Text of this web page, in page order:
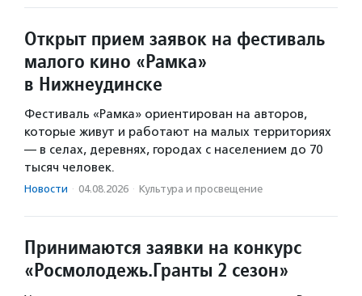
Открыт прием заявок на фестиваль
малого кино «Рамка»
в Нижнеудинске
Фестиваль «Рамка» ориентирован на авторов,
которые живут и работают на малых территориях
— в селах, деревнях, городах с населением до 70
тысяч человек.
Новости · 04.08.2026 · Культура и просвещение
Принимаются заявки на конкурс
«Росмолодежь.Гранты 2 сезон»